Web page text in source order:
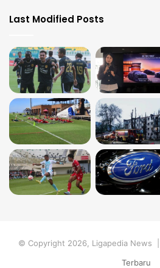
Last Modified Posts
© Copyright 2026, Ligapedia News |
Terbaru